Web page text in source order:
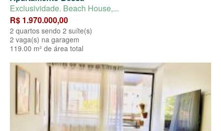
Exclusividade. Beach House,...
R$ 1.970.000,00
2 quartos sendo 2 suíte(s)
2 vaga(s) na garagem
119.00 m² de área total